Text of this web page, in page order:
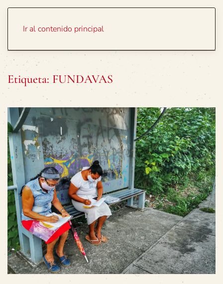
Ir al contenido principal
Etiqueta: FUNDAVAS